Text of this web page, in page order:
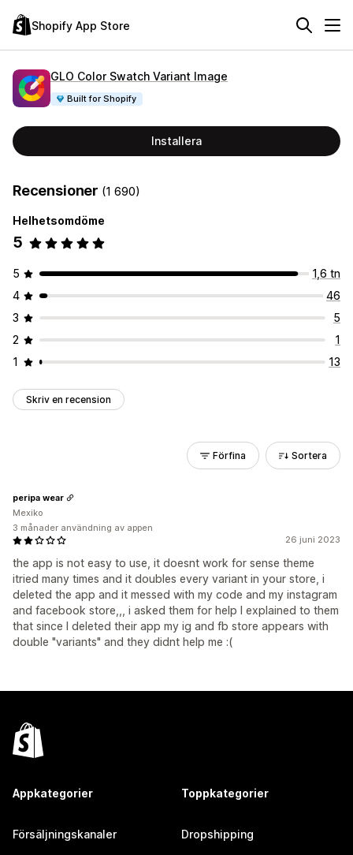
Shopify App Store
GLO Color Swatch Variant Image
Built for Shopify
Installera
Recensioner (1 690)
Helhetsomdöme
5
5
1,6 tn
4
46
3
5
2
1
1
13
Skriv en recension
Förfina Sortera
26 juni 2023
the app is not easy to use, it doesnt work for sense theme
itried many times and it doubles every variant in your store, i
deleted the app and it messed with my code and my instagram
and facebook store,,, i asked them for help I explained to them
that since I deleted their app my ig and fb store appears with
double "variants" and they didnt help me :(
peripa wear
Mexiko
3 månader användning av appen
Appkategorier
Försäljningskanaler
Toppkategorier
Dropshipping